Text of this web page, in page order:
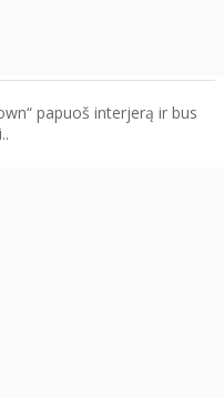
papuoš interjerą ir bus